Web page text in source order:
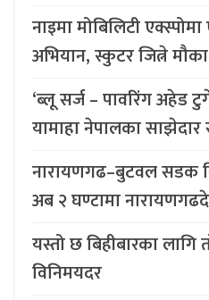
नाइमा मोबिलिटी
अभियान, स्कुटर जित्ने मौका
‘ब्लू सर्ज – पावरिंग अहेड
यामाहा नेपालका साझेदार
नारायणगढ–बुटवल सडक
अब २ घण्टामा
यस्तो छ बिहीबारका लागि
विनिमयदर